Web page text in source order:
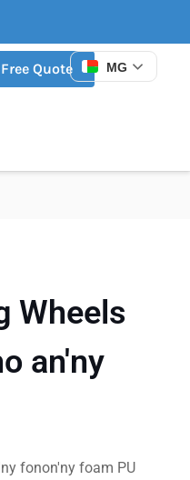
Quote MG
Wheels
an'ny
fonon'ny foam PU